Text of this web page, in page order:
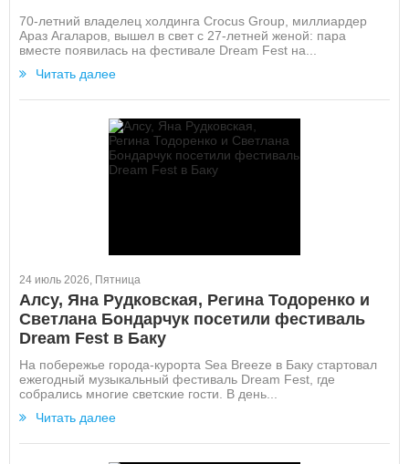
70-летний владелец холдинга Crocus Group, миллиардер
Араз Агаларов, вышел в свет с 27-летней женой: пара
вместе появилась на фестивале Dream Fest на...
Читать далее
24 июль 2026, Пятница
Алсу, Яна Рудковская, Регина Тодоренко и
Светлана Бондарчук посетили фестиваль
Dream Fest в Баку
На побережье города-курорта Sea Breeze в Баку стартовал
ежегодный музыкальный фестиваль Dream Fest, где
собрались многие светские гости. В день...
Читать далее